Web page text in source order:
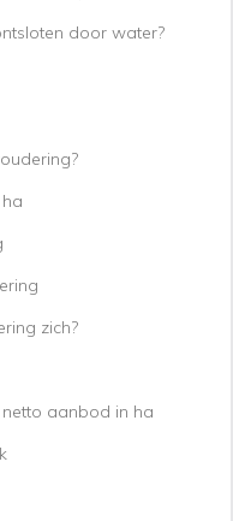
door water?
zich?
aanbod in ha